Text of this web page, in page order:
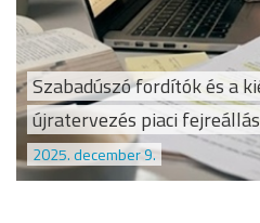
Szabadúszó fordítók és a
újratervezés piaci
2025. december 9.